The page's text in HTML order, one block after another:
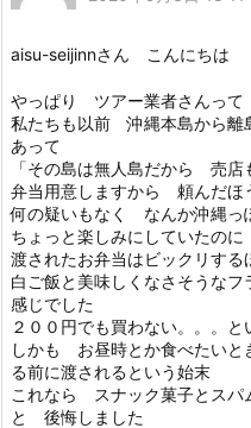
aisu-seijinnさん こんにちは
やっぱり ツアー業者さんっ
私たちも以前 沖縄本島から離
あって
「その島は無人島だから 売
弁当用意しますから 頼んだほ
何の疑いもなく なんか沖縄っ
ちょっと楽しみにしていたのに
渡されたお弁当はビックリする
白ご飯と美味しくなさそうな
感じでした
２００円でも買わない。。。と
しかも お昼時とか食べたい
る前に渡されるという始末
これなら スナック菓子とスパ
と 後悔しました